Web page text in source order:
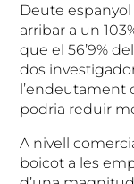
Deute
arribar a un
que el 56’9%
dos
l’endeutament
podria reduir
A nivell
boicot a les